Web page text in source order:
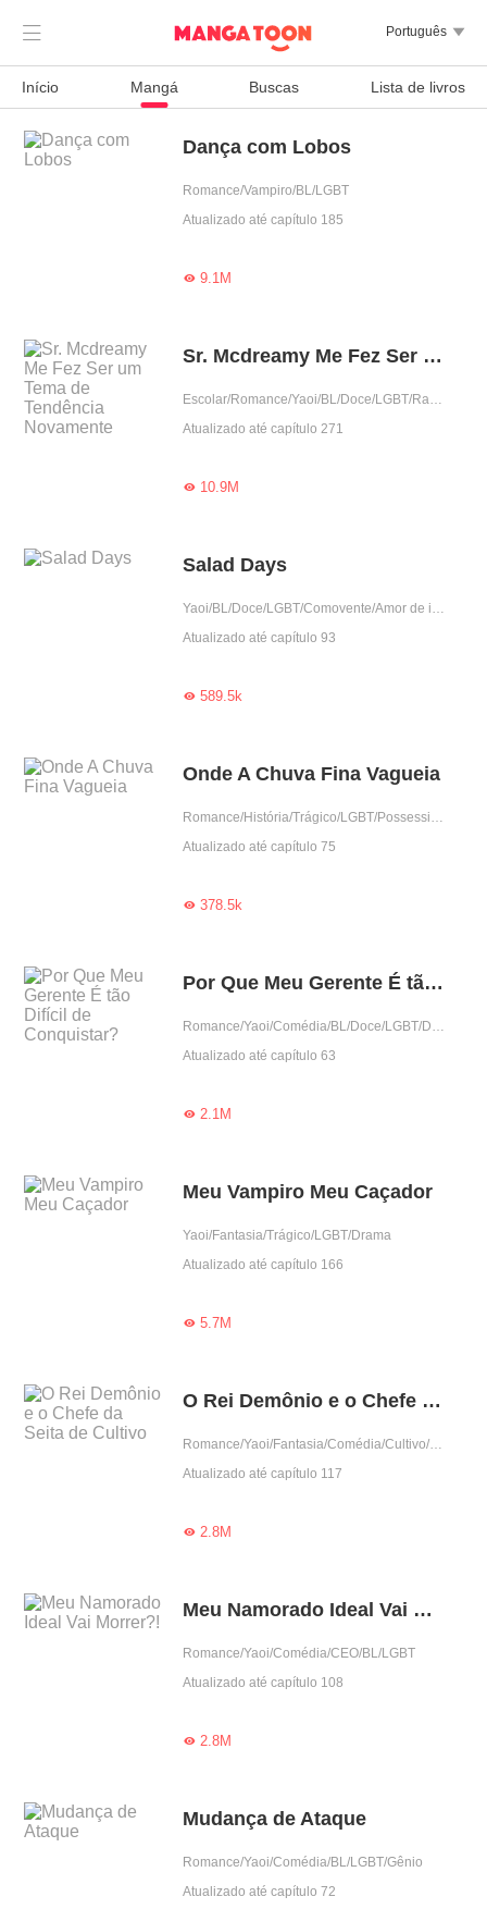
 Português 
Início Mangá Buscas Lista de livros
Dança com Lobos
Romance/Vampiro/BL/LGBT
Atualizado até capítulo 185
9.1M
Sr. Mcdreamy Me Fez Ser um Tema de Tendência Novamente
Escolar/Romance/Yaoi/BL/Doce/LGBT/Ramo do entretenimento
Atualizado até capítulo 271
10.9M
Salad Days
Yaoi/BL/Doce/LGBT/Comovente/Amor de infância
Atualizado até capítulo 93
589.5k
Onde A Chuva Fina Vagueia
Romance/História/Trágico/LGBT/Possessivo/Dominante
Atualizado até capítulo 75
378.5k
Por Que Meu Gerente É tão Difícil de Conquistar?
Romance/Yaoi/Comédia/BL/Doce/LGBT/Drama/Predestinado/Ramo do entretenimento/Encantador
Atualizado até capítulo 63
2.1M
Meu Vampiro Meu Caçador
Yaoi/Fantasia/Trágico/LGBT/Drama
Atualizado até capítulo 166
5.7M
O Rei Demônio e o Chefe da Seita de Cultivo
Romance/Yaoi/Fantasia/Comédia/Cultivo/BL/LGBT
Atualizado até capítulo 117
2.8M
Meu Namorado Ideal Vai Morrer?!
Romance/Yaoi/Comédia/CEO/BL/LGBT
Atualizado até capítulo 108
2.8M
Mudança de Ataque
Romance/Yaoi/Comédia/BL/LGBT/Gênio
Atualizado até capítulo 72